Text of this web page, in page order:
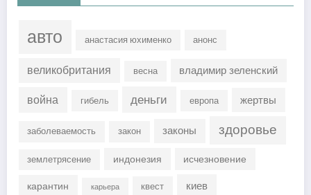
авто анастасия юхименко анонс
великобритания весна владимир зеленский
война гибель деньги европа жертвы
заболеваемость закон законы здоровье
землетрясение индонезия
исчезновение
карантин
карьера квест киев